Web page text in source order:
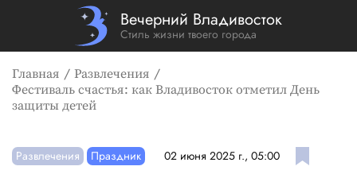
Вечерний Владивосток
Стиль жизни твоего города
Главная
Развлечения
Фестиваль счастья: как Владивосток отметил День
защиты детей
Развлечения Праздник 02 июня 2025 г., 05:00